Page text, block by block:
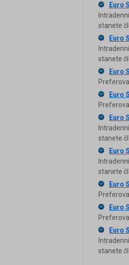
Euro
stanete
Euro
stanete
Euro
Euro
Euro
stanete
Euro
stanete
Euro
Euro
Euro
stanete